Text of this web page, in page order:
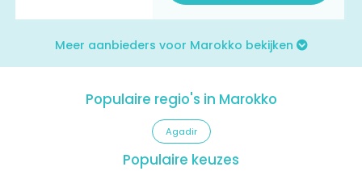
Meer aanbieders voor Marokko bekijken
Populaire regio's in Marokko
Agadir
Populaire keuzes